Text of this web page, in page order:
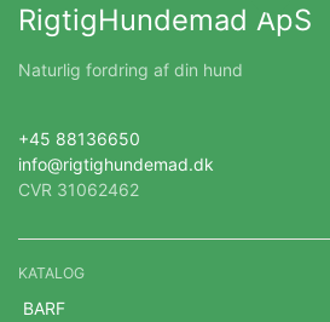
RigtigHundemad ApS
Naturlig fordring af din hund
+45 88136650
info@rigtighundemad.dk
CVR 31062462
KATALOG
BARF